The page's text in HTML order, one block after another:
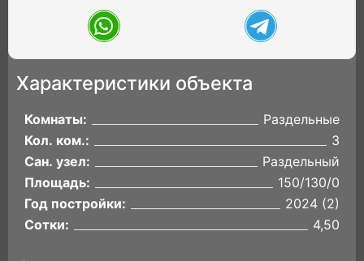
Характеристики объекта
Комнаты:
Раздельные
Кол. ком.:
3
Сан. узел:
Раздельный
Площадь:
150/130/0
Год постройки:
2024 (2)
Сотки:
4,50